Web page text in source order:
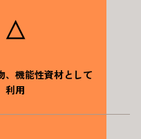
△
、機能性資材として
利用